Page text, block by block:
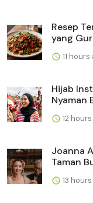
Resep
yang
11 hours
Hijab
Nyaman
12
Joanna
Taman
13